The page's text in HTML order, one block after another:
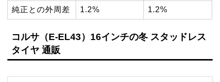
純正との外周差 1.2% 1.2%
コルサ（E-EL43）16インチの冬 スタッドレス
タイヤ 通販